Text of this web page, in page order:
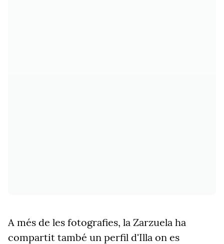
A més de les fotografies, la Zarzuela ha
compartit també un perfil d'Illa on es